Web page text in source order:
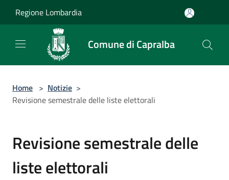
Regione Lombardia
Comune di Capralba
Home > Notizie >
Revisione semestrale delle liste elettorali
Revisione semestrale delle
liste elettorali